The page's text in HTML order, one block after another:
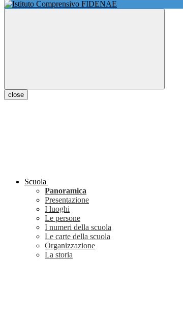
close
Scuola
Panoramica
Presentazione
I luoghi
Le persone
I numeri della scuola
Le carte della scuola
Organizzazione
La storia